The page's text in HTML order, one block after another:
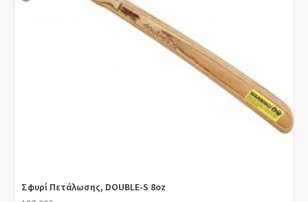
Σφυρί Πετάλωσης, DOUBLE-S 8oz